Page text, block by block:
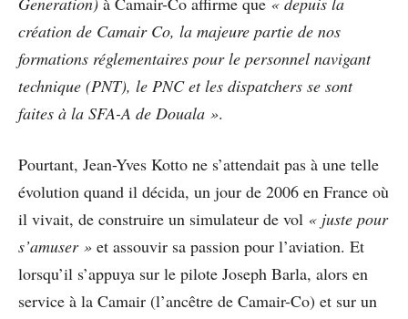
création de Camair Co, la majeure partie de nos
formations réglementaires pour le personnel navigant
technique (PNT), le PNC et les dispatchers se sont
faites à la SFA-A de Douala ».
Pourtant, Jean-Yves Kotto ne s’attendait pas à une telle
évolution quand il décida, un jour de 2006 en France où
il vivait, de construire un simulateur de vol « juste pour
s’amuser » et assouvir sa passion pour l’aviation. Et
lorsqu’il s’appuya sur le pilote Joseph Barla, alors en
service à la Camair (l’ancêtre de Camair-Co) et sur un